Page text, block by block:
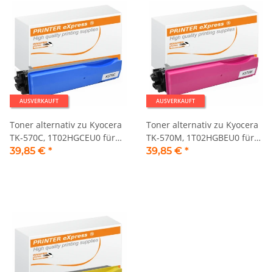
AUSVERKAUFT
Toner alternativ zu Kyocera
TK-570C, 1T02HGCEU0 für
Kyocera Drucker cyan
39,85 € *
AUSVERKAUFT
Toner alternativ zu Kyocera
TK-570M, 1T02HGBEU0 für
Kyocera Drucker magenta
39,85 € *